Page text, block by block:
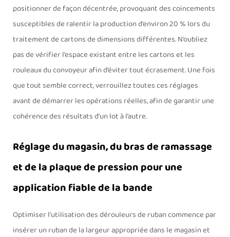
positionner de façon décentrée, provoquant des coincements
susceptibles de ralentir la production d’environ 20 % lors du
traitement de cartons de dimensions différentes. N’oubliez
pas de vérifier l’espace existant entre les cartons et les
rouleaux du convoyeur afin d’éviter tout écrasement. Une fois
que tout semble correct, verrouillez toutes ces réglages
avant de démarrer les opérations réelles, afin de garantir une
cohérence des résultats d’un lot à l’autre.
Réglage du magasin, du bras de ramassage
et de la plaque de pression pour une
application fiable de la bande
Optimiser l’utilisation des dérouleurs de ruban commence par
insérer un ruban de la largeur appropriée dans le magasin et